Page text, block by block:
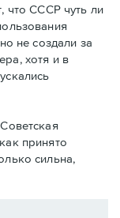
что СССР чуть ли
не создали за
хотя и в
принято
сильна,